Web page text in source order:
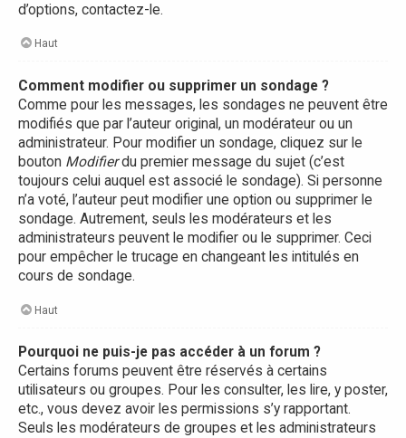
d’options, contactez-le.
Haut
Comment modifier ou supprimer un sondage ?
Comme pour les messages, les sondages ne peuvent être
modifiés que par l’auteur original, un modérateur ou un
administrateur. Pour modifier un sondage, cliquez sur le
bouton Modifierdu premier message du sujet (c’est
toujours celui auquel est associé le sondage). Si personne
n’a voté, l’auteur peut modifier une option ou supprimer le
sondage. Autrement, seuls les modérateurs et les
administrateurs peuvent le modifier ou le supprimer. Ceci
pour empêcher le trucage en changeant les intitulés en
cours de sondage.
Haut
Pourquoi ne puis-je pas accéder à un forum ?
Certains forums peuvent être réservés à certains
utilisateurs ou groupes. Pour les consulter, les lire, y poster,
etc., vous devez avoir les permissions s’y rapportant.
Seuls les modérateurs de groupes et les administrateurs